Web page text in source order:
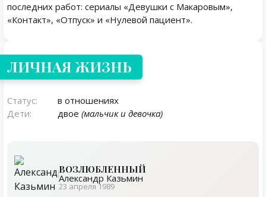
последних работ: сериалы «Девушки с Макаровым»,
«Контакт», «Отпуск» и «Нулевой пациент».
Личная жизнь
ЛИЧНАЯ ЖИЗНЬ
Статус:
в отношениях
Дети:
двое (мальчик и девочка)
ВОЗЛЮБЛЕННЫЙ
Александр Казьмин
23 апреля 1989